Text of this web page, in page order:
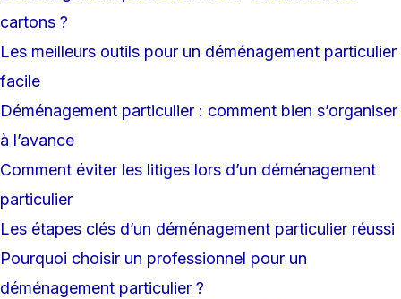
cartons ?
Les meilleurs outils pour un déménagement particulier
facile
Déménagement particulier : comment bien s’organiser
à l’avance
Comment éviter les litiges lors d’un déménagement
particulier
Les étapes clés d’un déménagement particulier réussi
Pourquoi choisir un professionnel pour un
déménagement particulier ?